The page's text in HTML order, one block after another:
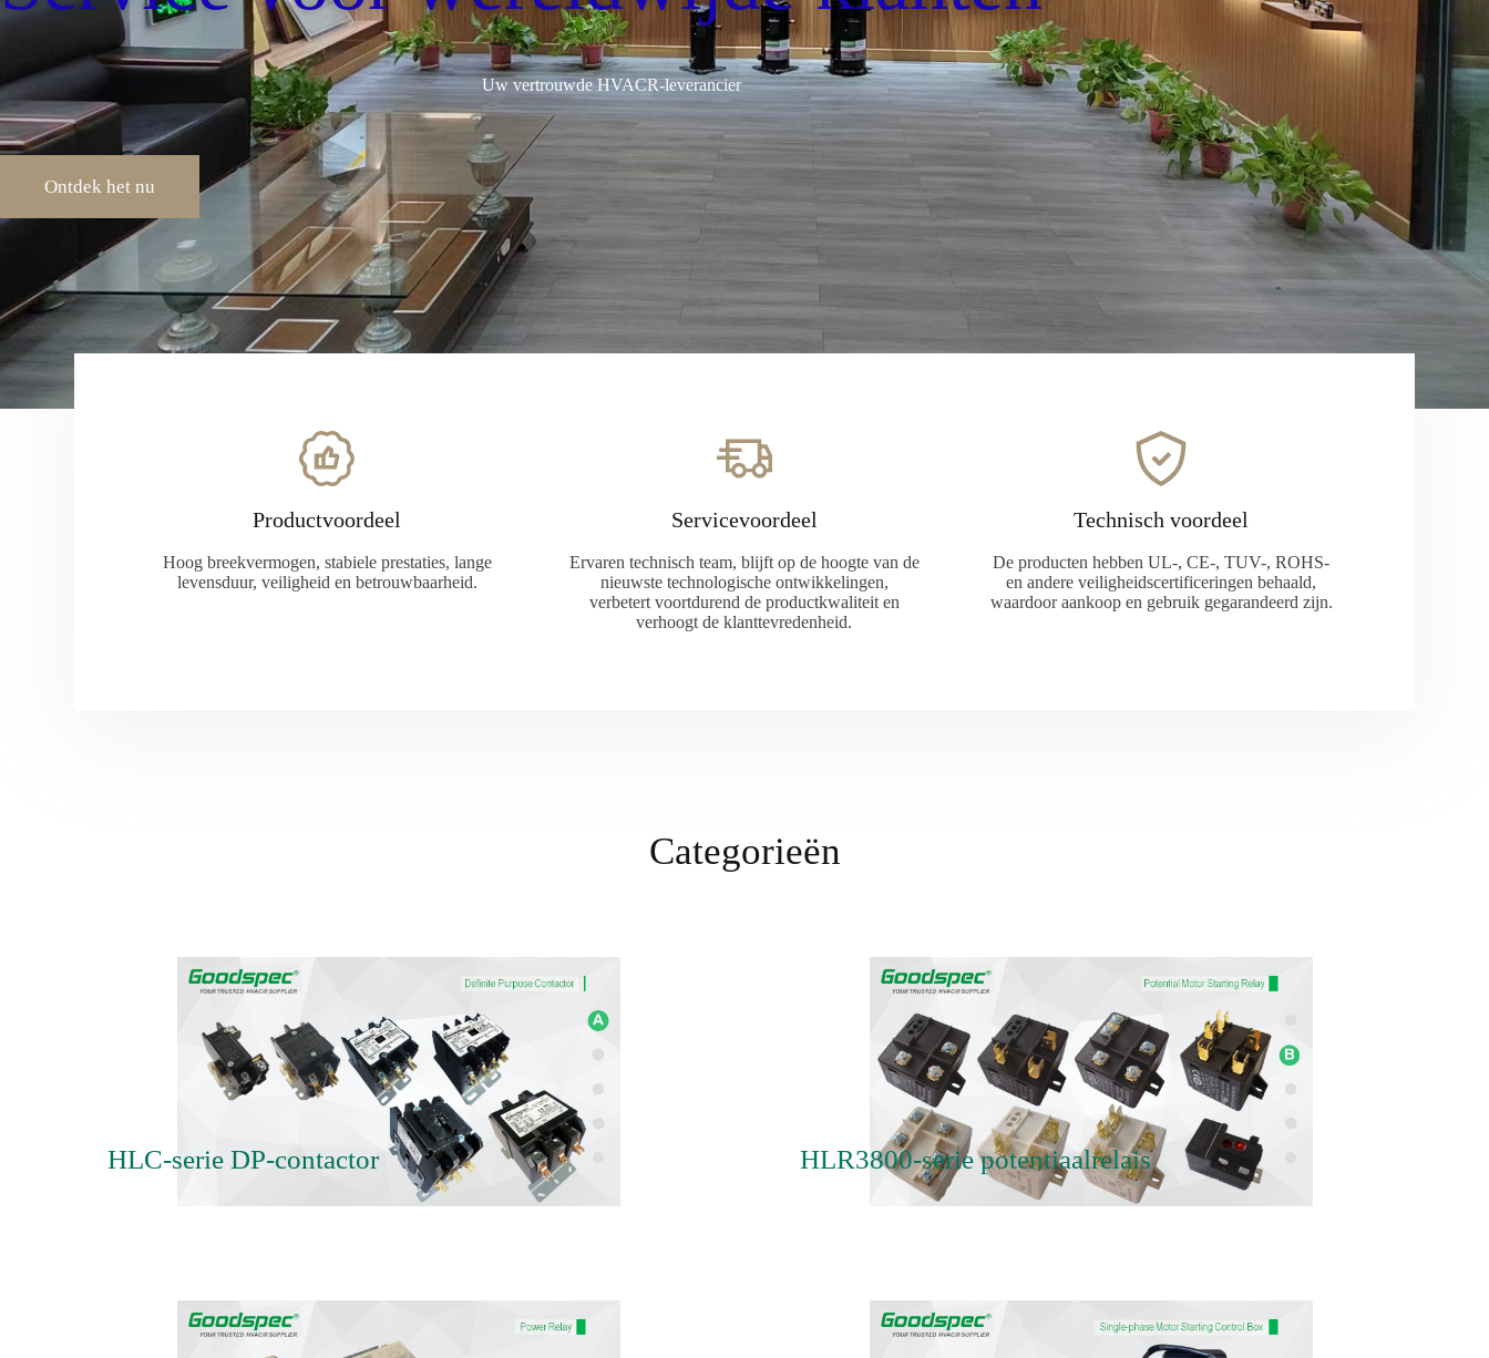
Uw vertrouwde HVACR-leverancier
Ontdek het nu
Productvoordeel
Hoog breekvermogen, stabiele prestaties, lange
levensduur, veiligheid en betrouwbaarheid.
Servicevoordeel
Ervaren technisch team, blijft op de hoogte van de
nieuwste technologische ontwikkelingen,
verbetert voortdurend de productkwaliteit en
verhoogt de klanttevredenheid.
Technisch voordeel
De producten hebben UL-, CE-, TUV-, ROHS-
en andere veiligheidscertificeringen behaald,
waardoor aankoop en gebruik gegarandeerd zijn.
Categorieën
HLC-serie DP-contactor HLR3800-serie potentiaalrelais